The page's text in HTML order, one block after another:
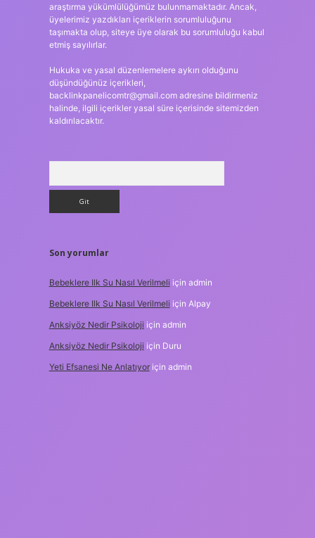
araştırma yükümlülüğümüz bulunmamaktadır. Ancak,
üyelerimiz yazdıkları içeriklerin sorumluluğunu
taşımakta olup, siteye üye olarak bu sorumluluğu kabul
etmiş sayılırlar.
Hukuka ve yasal düzenlemelere aykırı olduğunu
düşündüğünüz içerikleri,
backlinkpanelicomtr@gmail.comadresine bildirmeniz
halinde, ilgili içerikler yasal süre içerisinde sitemizden
kaldırılacaktır.
Son yorumlar
Bebeklere Ilk Su Nasıl Verilmeli için admin
Bebeklere Ilk Su Nasıl Verilmeli için Alpay
Anksiyöz Nedir Psikoloji için admin
Anksiyöz Nedir Psikoloji için Duru
Yeti Efsanesi Ne Anlatıyoriçin admin